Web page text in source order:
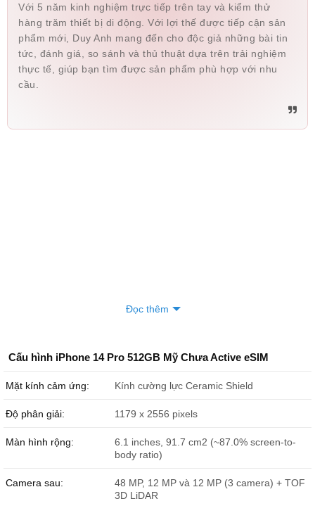
Với 5 năm kinh nghiệm trực tiếp trên tay và kiểm thử
hàng trăm thiết bị di động. Với lợi thế được tiếp cận sản
phẩm mới, Duy Anh mang đến cho độc giả những bài tin
tức, đánh giá, so sánh và thủ thuật dựa trên trải nghiệm
thực tế, giúp bạn tìm được sản phẩm phù hợp với nhu
cầu.
Đọc thêm
Cấu hình iPhone 14 Pro 512GB Mỹ Chưa Active eSIM
Mặt kính cảm ứng: Kính cường lực Ceramic Shield
Độ phân giải: 1179 x 2556 pixels
Màn hình rộng:
6.1 inches, 91.7 cm2 (~87.0% screen-to-
body ratio)
Camera sau:
48 MP, 12 MP và 12 MP (3 camera) + TOF
3D LiDAR